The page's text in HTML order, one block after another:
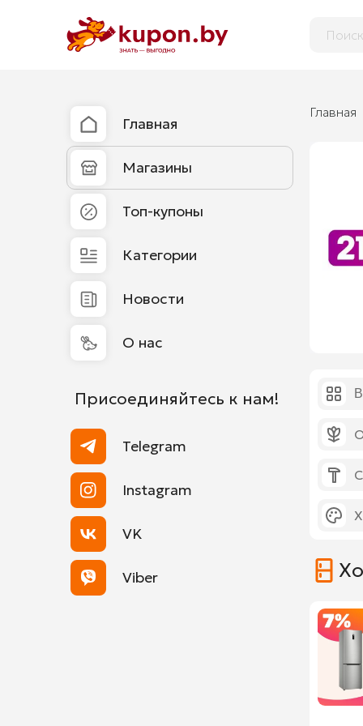
Главная
Магазины
Топ-купоны
Категории
Новости
О нас
Присоединяйтесь к нам!
Telegram
Instagram
VK
Viber
Главная